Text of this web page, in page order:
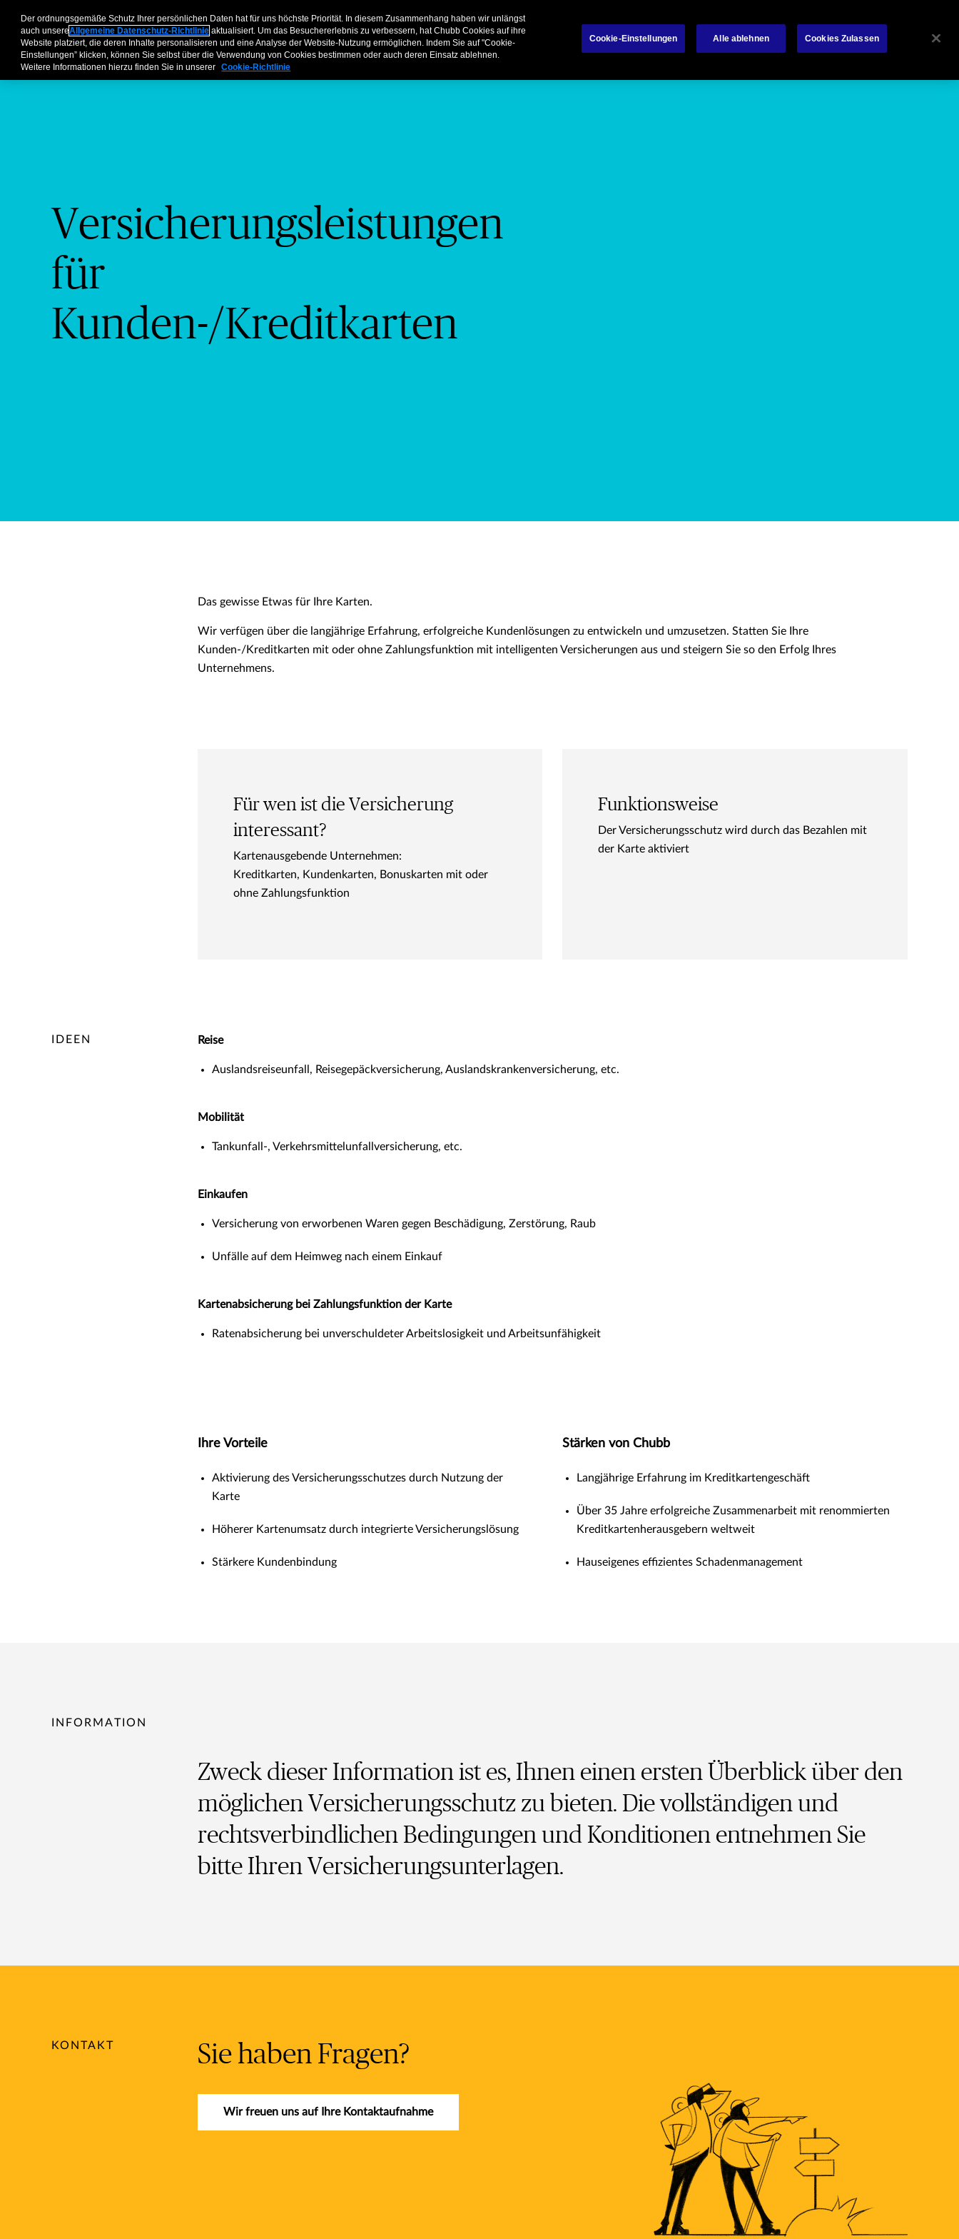
Unternehmen​ Makler Privatkunden & Partner​ Kooperationen Über Chubb
Versicherungsleistungen
für
Kunden-/Kreditkarten
Das gewisse Etwas für Ihre Karten.
Wir verfügen über die langjährige Erfahrung, erfolgreiche Kundenlösungen zu entwickeln und umzusetzen. Statten Sie Ihre
Kunden-/Kreditkarten mit oder ohne Zahlungsfunktion mit intelligenten Versicherungen aus und steigern Sie so den Erfolg Ihres
Unternehmens.
Für wen ist die Versicherung
interessant?
Kartenausgebende Unternehmen:
Kreditkarten, Kundenkarten, Bonuskarten mit oder
ohne Zahlungsfunktion
Funktionsweise
Der Versicherungsschutz wird durch das Bezahlen mit
der Karte aktiviert
IDEEN Reise
Auslandsreiseunfall, Reisegepäckversicherung, Auslandskrankenversicherung, etc.
Mobilität
Tankunfall-, Verkehrsmittelunfallversicherung, etc.
Einkaufen
Versicherung von erworbenen Waren gegen Beschädigung, Zerstörung, Raub
Unfälle auf dem Heimweg nach einem Einkauf
Kartenabsicherung bei Zahlungsfunktion der Karte
Ratenabsicherung bei unverschuldeter Arbeitslosigkeit und Arbeitsunfähigkeit
Ihre Vorteile
Aktivierung des Versicherungsschutzes durch Nutzung der
Karte
Höherer Kartenumsatz durch integrierte Versicherungslösung
Stärkere Kundenbindung
Stärken von Chubb
Langjährige Erfahrung im Kreditkartengeschäft
Über 35 Jahre erfolgreiche Zusammenarbeit mit renommierten
Kreditkartenherausgebern weltweit
Hauseigenes effizientes Schadenmanagement
INFORMATION
Zweck dieser Information ist es, Ihnen einen ersten Überblick über den
möglichen Versicherungsschutz zu bieten. Die vollständigen und
rechtsverbindlichen Bedingungen und Konditionen entnehmen Sie
bitte Ihren Versicherungsunterlagen.
KONTAKT Sie haben Fragen?
Wir freuen uns auf Ihre Kontaktaufnahme
Der ordnungsgemäße Schutz Ihrer persönlichen Daten hat für uns höchste Priorität. In diesem Zusammenhang haben wir unlängst
auch unsereAllgemeine Datenschutz-Richtlinie aktualisiert. Um das Besuchererlebnis zu verbessern, hat Chubb Cookies auf ihre
Website platziert, die deren Inhalte personalisieren und eine Analyse der Website-Nutzung ermöglichen. Indem Sie auf "Cookie-
Einstellungen” klicken, können Sie selbst über die Verwendung von Cookies bestimmen oder auch deren Einsatz ablehnen.
Weitere Informationen hierzu finden Sie in unserer Cookie-Richtlinie
Cookie-Einstellungen Alle ablehnen Cookies Zulassen